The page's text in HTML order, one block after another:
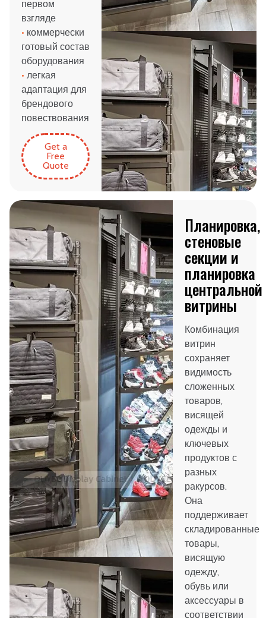
первом
взгляде
• коммерчески
готовый состав
оборудования
• легкая
адаптация для
брендового
повествования
Get a
Free
Quote
Планировка,
стеновые
секции и
планировка
центральной
витрины
Комбинация
витрин
сохраняет
видимость
сложенных
товаров,
висящей
одежды и
ключевых
продуктов с
разных
ракурсов.
Она
поддерживает
складированные
товары,
висящую
одежду,
обувь или
аксессуары в
соответствии